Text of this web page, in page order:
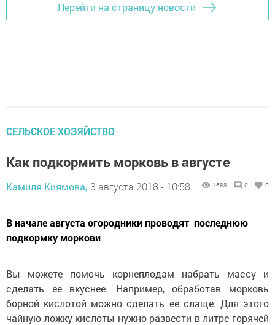
Перейти на страницу новости
СЕЛЬСКОЕ ХОЗЯЙСТВО
Как подкормить морковь в августе
Камиля Киямова, 3 августа 2018 - 10:58 1688 0 0
В начале августа огородники проводят последнюю
подкормку моркови
Вы можете помочь корнеплодам набрать массу и
сделать ее вкуснее. Например, обработав морковь
борной кислотой можно сделать ее слаще. Для этого
чайную ложку кислоты нужно развести в литре горячей